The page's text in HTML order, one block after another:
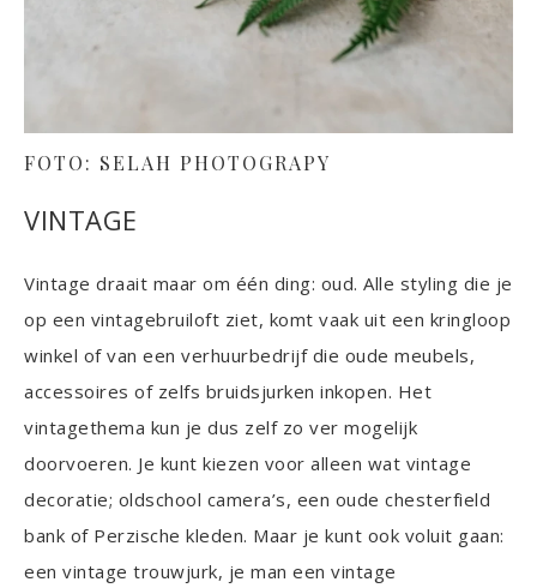
FOTO: SELAH PHOTOGRAPY
VINTAGE
Vintage draait maar om één ding: oud. Alle styling die je
op een vintagebruiloft ziet, komt vaak uit een kringloop
winkel of van een verhuurbedrijf die oude meubels,
accessoires of zelfs bruidsjurken inkopen. Het
vintagethema kun je dus zelf zo ver mogelijk
doorvoeren. Je kunt kiezen voor alleen wat vintage
decoratie; oldschool camera’s, een oude chesterfield
bank of Perzische kleden. Maar je kunt ook voluit gaan:
een vintage trouwjurk, je man een vintage